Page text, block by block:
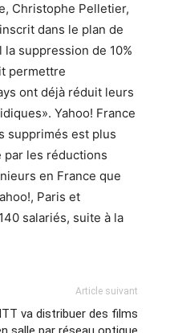
Christophe Pelletier,
dans le plan de
suppression de 10%
permettre
ont déjà réduit leurs
Yahoo! France
supprimés est plus
par les réductions
en France que
Paris et
salariés, suite à la
Article suivant
va distribuer des films